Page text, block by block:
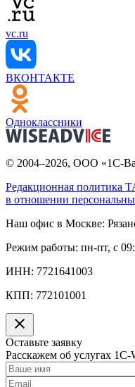
vc.ru
ВКОНТАКТЕ
Одноклассники
© 2004–2026, ООО «1С-
Редакционная политика
в отношении
Наш офис в Москве:
Режим работы: пн-пт, с
ИНН: 7721641003
КПП: 772101001
Оставьте заявку
Расскажем об услугах